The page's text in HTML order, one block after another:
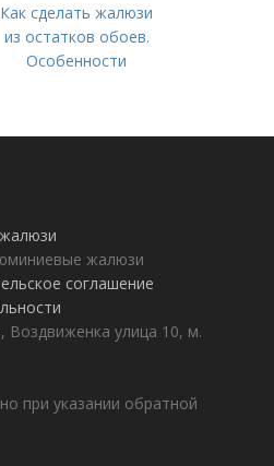
Как сделать жалюзи
из остатков обоев.
Особенности
жалюзи
соглашение
улица 10, м.
при указании обратной